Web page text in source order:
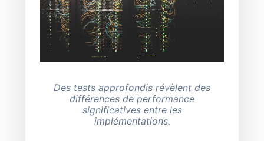
Des tests approfondis révèlent des
différences de performance
significatives entre les
implémentations.